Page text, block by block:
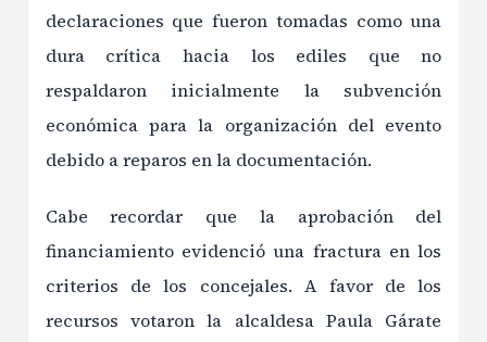
declaraciones que fueron tomadas como una
dura crítica hacia los ediles que no
respaldaron inicialmente la subvención
económica para la organización del evento
debido a reparos en la documentación.
Cabe recordar que la aprobación del
financiamiento evidenció una fractura en los
criterios de los concejales. A favor de los
recursos votaron la alcaldesa Paula Gárate